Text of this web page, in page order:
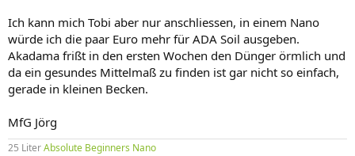
Ich kann mich Tobi aber nur anschliessen, in einem Nano
würde ich die paar Euro mehr für ADA Soil ausgeben.
Akadama frißt in den ersten Wochen den Dünger örmlich und
da ein gesundes Mittelmaß zu finden ist gar nicht so einfach,
gerade in kleinen Becken.
MfG Jörg
25 LiterAbsolute Beginners Nano